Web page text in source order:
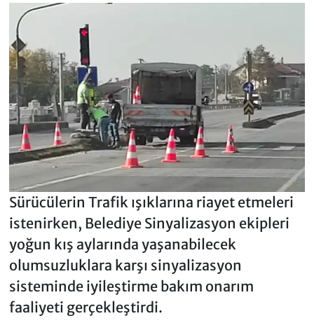
Sürücülerin Trafik ışıklarına riayet etmeleri
istenirken, Belediye Sinyalizasyon ekipleri
yoğun kış aylarında yaşanabilecek
olumsuzluklara karşı sinyalizasyon
sisteminde iyileştirme bakım onarım
faaliyeti gerçekleştirdi.